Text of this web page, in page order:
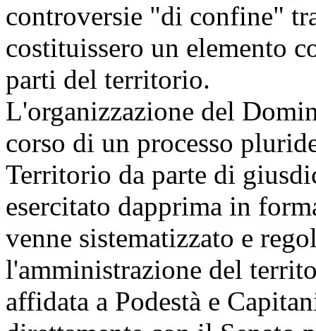
controversie "di confine"
costituissero un elemento
parti del territorio.
L'organizzazione del
corso di un processo
Territorio da parte di
esercitato dapprima in
venne sistematizzato e
l'amministrazione del
affidata a Podestà e